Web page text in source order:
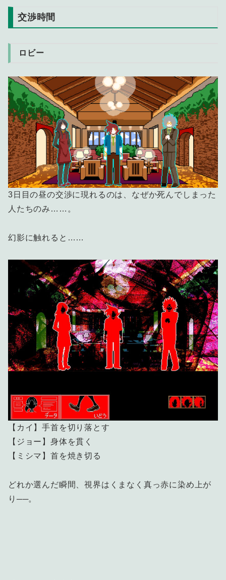
交渉時間
ロビー
3日目の昼の交渉に現れるのは、なぜか死んでしまった
人たちのみ……。
幻影に触れると……
【カイ】手首を切り落とす
【ジョー】身体を貫く
【ミシマ】首を焼き切る
どれか選んだ瞬間、視界はくまなく真っ赤に染め上が
り──。